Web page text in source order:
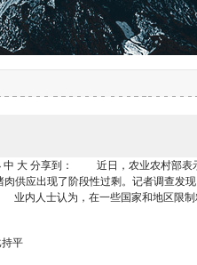
中 大 分享到： 近日，农业农村部表
供应出现了阶段性过剩。记者调查发
内人士认为，在一些国家和地区限制
持平